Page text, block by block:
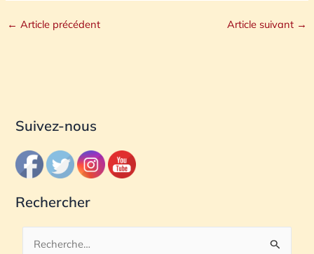
← Article précédent Article suivant →
Suivez-nous
Rechercher